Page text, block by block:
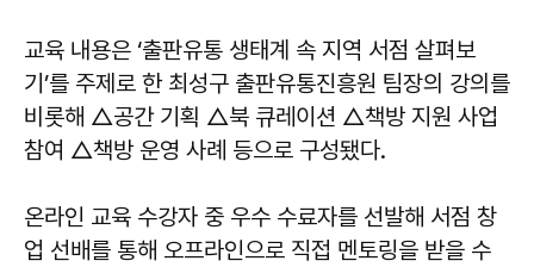
교육 내용은 ‘출판유통 생태계 속 지역 서점 살펴보
기’를 주제로 한 최성구 출판유통진흥원 팀장의 강의를
비롯해 △공간 기획 △북 큐레이션 △책방 지원 사업
참여 △책방 운영 사례 등으로 구성됐다.
온라인 교육 수강자 중 우수 수료자를 선발해 서점 창
업 선배를 통해 오프라인으로 직접 멘토링을 받을 수